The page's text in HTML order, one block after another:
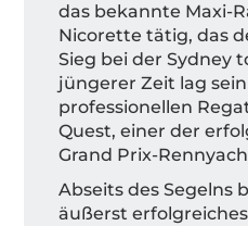
das bekannte Maxi-
Nicorette tätig, das
Sieg bei der Sydney
jüngerer Zeit lag
professionellen
Quest, einer der
Grand Prix-
Abseits des Segelns
äußerst